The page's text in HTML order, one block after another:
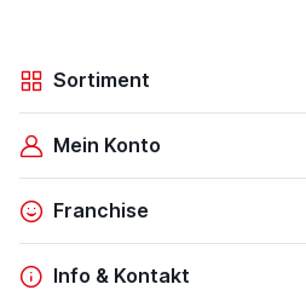
Sortiment
Mein Konto
Franchise
Info & Kontakt